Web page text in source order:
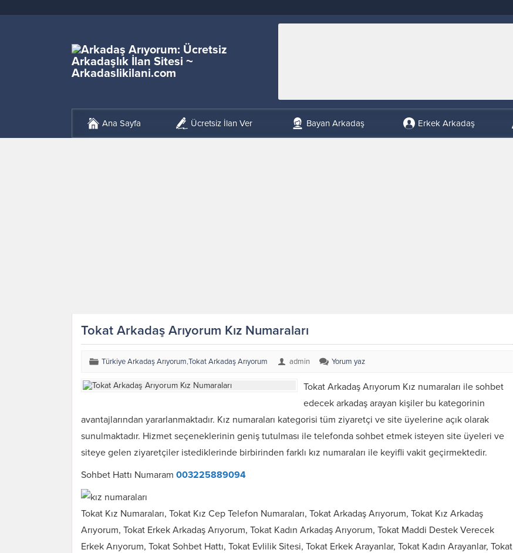
Ana Sayfa Ücretsiz İlan Ver Bayan Arkadaş Erkek Arkadaş
Tokat Arkadaş Arıyorum Kız Numaraları
Türkiye Arkadaş Arıyorum,Tokat Arkadaş Arıyorum admin Yorum yaz
Tokat Arkadaş Arıyorum Kız numaraları ile sohbet
edecek arkadaş arayan kişiler bu kategorinin
avantajlarından yararlanmaktadır. Kız numaraları kategorisi tüm ziyaretçi ve site üyelerine açık olarak
sunulmaktadır. Hizmet seçeneklerinin geniş tutulması ile telefonda sohbet etmek isteyen site üyeleri ve
siteye gelen ziyaretçiler istediklerinde birbirinden farklı kız numaraları ile keyifli vakit geçirmektedir.
Sohbet Hattı Numaram 003225889094
Tokat Kız Numaraları, Tokat Kız Cep Telefon Numaraları, Tokat Arkadaş Arıyorum, Tokat Kız Arkadaş
Arıyorum, Tokat Erkek Arkadaş Arıyorum, Tokat Kadın Arkadaş Arıyorum, Tokat Maddi Destek Verecek
Erkek Arıyorum, Tokat Sohbet Hattı, Tokat Evlilik Sitesi, Tokat Erkek Arayanlar, Tokat Kadın Arayanlar, Tokat